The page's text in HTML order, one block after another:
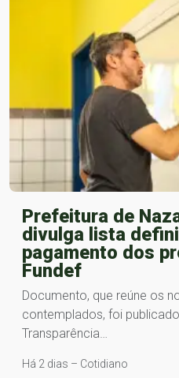
Prefeitura de
divulga lista
pagamento dos
Fundef
Documento, que reúne os
contemplados, foi
Transparência…
Há 2 dias – Cotidiano